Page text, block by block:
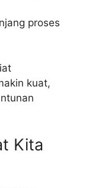
proses
kuat,
Kita